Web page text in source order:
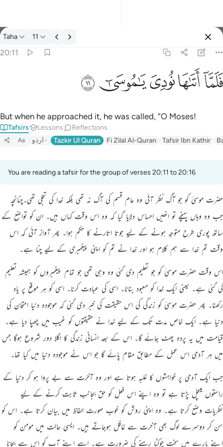
Tafsir: Taha 20:11
Taha 11
20:11
فَلَمَّآ أَتَىٰهَا نُودِىَ يَـٰمُوسَىٰٓ ١١
ﲵﲶﲷﲸﲹ
But when he approached it, he was called, “O Moses!
Tafsirs Lessons Reflections
Aa اردو Tazkir Ul Quran Fi Zilal Al-Quran Tafsir Ibn Kathir
You are reading a tafsir for the group of verses 20:11 to 20:16
حضرت موسیٰ کو جو آگ نظر آئی وہ عام قسم کی آگ نہ تھی بلکہ خدا کی تجلی تھی۔چنانچہ
جب وہ وہاں پہنچے تو انھیں احساس دلایا گیا کہ وہ اس وقت کہاں ہیں۔ ان کو تواضع کے
ساتھ پوری طرح متوجہ ہونے کے لیے جوتا اتارنے کا حکم ہوا۔ پھر آواز آئی کہ اس
وقت تم خدا سے ہم کلام ہو اور خدا نے تم کو اپنی پیغمبری کے لیے چنا ہے۔
اس وقت حضرت موسیٰ کو جو تعلیم دی گئی وہ وہی تھی جو تمام پیغمبروں کو ہمیشہ تعلیم
کی گئی ہے۔ یعنی ایک خدا کو معبود بنانا۔ اسی کی عبادت کرنا۔ اسی کو ہر موقع پر یاد
رکھنا۔ پھر حضرت موسیٰ کو زندگی کی اس حقیقت کی خبر دی گئی کہ موجودہ دنیا امتحان کی
دنیا ہے۔ ایک خاص مدت تک کے لیے خدا نے حقیقتوں کو غیب میں چھپا دیا ہے۔
قیامت میں یہ پردہ پھٹ جائے گا۔ اس کے بعد انسانی زندگی کا اگلا دور شروع ہوگا جس
میں ہر آدمی اس عمل کے مطابق مقام پائے گا جو اس نے موجودہ دنیا میں کیا تھا۔
جب ایک آدمی پر خواہشوں کا غلبہ ہوتا ہے اور وہ آخرت سے بے پروا ہو کر دنیا کے
راستوں میںچل پڑتا ہے تو وہ اپنے اس فعل کو حق بجانب ثابت کرنے کے لیے
نظریات وضع کرتا ہے۔ وہ اپنی روش کو خوب صورت الفاظ میں بیان کرتا ہے۔ اس کو
سن کر دوسرے لوگ بھی آخرت سے غافل ہوجاتے ہیں۔ ایسی حالت میں مومن کو
اپنے بارے میں سخت چوکنّا رہنے کی ضرورت ہے۔ اسے اپنے آپ کو اس سے بچانا